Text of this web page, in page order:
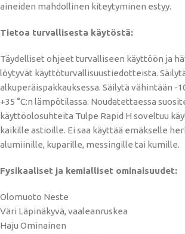
aineiden mahdollinen kiteytyminen estyy.
Tietoa turvallisesta käytöstä:
Täydelliset ohjeet turvalliseen käyttöön ja
löytyvät käyttöturvallisuustiedotteista.
alkuperäispakkauksessa. Säilytä vähintään -
+35 °C:n lämpötilassa. Noudatettaessa
käyttöolosuhteita Tulpe Rapid H soveltuu
kaikille astioille. Ei saa käyttää emäkselle
alumiinille, kuparille, messingille tai kumille.
Fysikaaliset ja kemialliset ominaisuudet:
Olomuoto Neste
Väri Läpinäkyvä, vaaleanruskea
Haju Ominainen